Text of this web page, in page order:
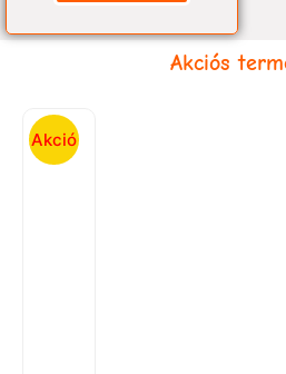
Akciós
Akció